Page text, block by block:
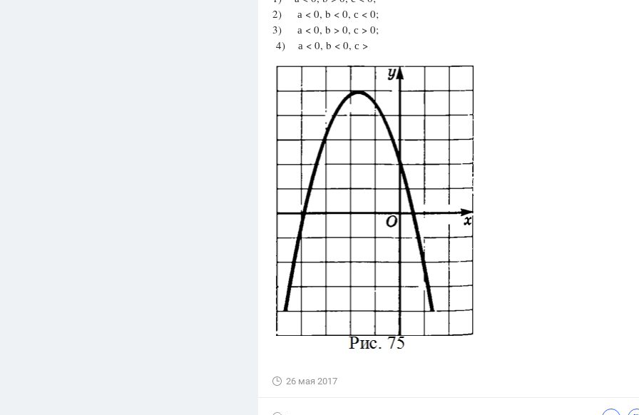
Вузы
ответа
Олимпиады
ответ
ответов
2) а < 0, b < 0, с < 0;
3) а < 0, b > 0, с > 0;
4) а < 0, b < 0, с >
26 мая 2017